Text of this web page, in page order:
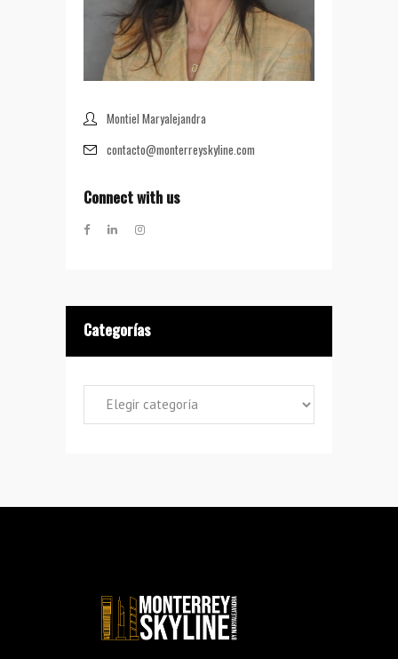
Montiel Maryalejandra
contacto@monterreyskyline.com
Connect with us
Categorías
Categorías